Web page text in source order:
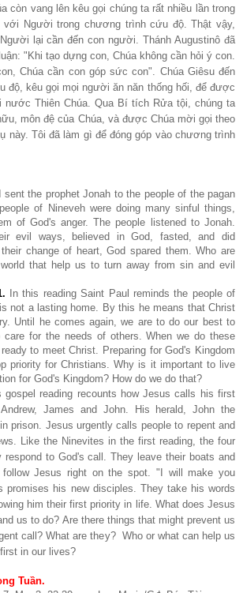
còn vang lên kêu gọi chúng ta rất nhiều lần trong
Người trong chương trình cứu độ. Thật vậy,
lại cần đến con người. Thánh Augustinô đã
"Khi tạo dựng con, Chúa không cần hỏi ý con.
Chúa cần con góp sức con". Chúa Giêsu đến
độ, kêu gọi mọi người ăn năn thống hối, để được
nước Thiên Chúa. Qua Bí tích Rửa tội, chúng ta
môn đệ của Chúa, và được Chúa mời gọi theo
này. Tôi đã làm gì để đóng góp vào chương trình
sent the prophet Jonah to the people of the pagan
of Nineveh were doing many sinful things,
of God's anger. The people listened to Jonah.
evil ways, believed in God, fasted, and did
change of heart, God spared them. Who are
that help us to turn away from sin and evil
.
In this reading Saint Paul reminds the people of
not a lasting home. By this he means that Christ
Until he comes again, we are to do our best to
care for the needs of others. When we do these
to meet Christ. Preparing for God's Kingdom
priority for Christians. Why is it important to live
for God's Kingdom? How do we do that?
gospel reading recounts how Jesus calls his first
James and John. His herald, John the
prison. Jesus urgently calls people to repent and
Like the Ninevites in the first reading, the four
respond to God's call. They leave their boats and
Jesus right on the spot. "I will make you
promises his new disciples. They take his words
him their first priority in life. What does Jesus
us to do? Are there things that might prevent us
call? What are they? Who or what can help us
in our lives?
Tuần.